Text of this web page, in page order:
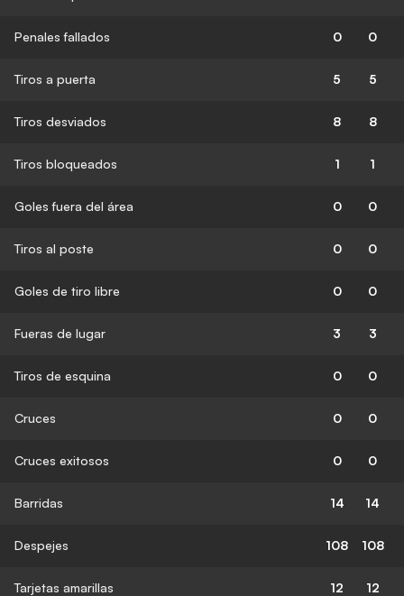
Penales fallados 0 0
Tiros a puerta 5 5
Tiros desviados 8 8
Tiros bloqueados 1 1
Goles fuera del área 0 0
Tiros al poste 0 0
Goles de tiro libre 0 0
Fueras de lugar 3 3
Tiros de esquina 0 0
Cruces 0 0
Cruces exitosos 0 0
Barridas 14 14
Despejes 108 108
Tarjetas amarillas 12 12